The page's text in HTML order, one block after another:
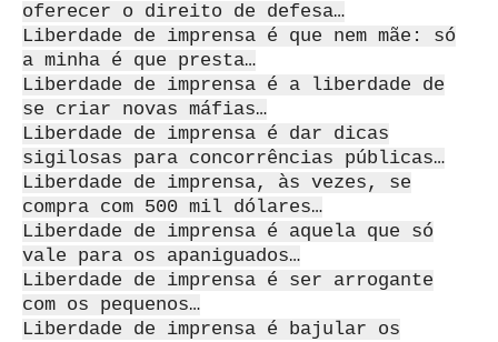
oferecer o direito de defesa…
Liberdade de imprensa é que nem mãe: só
a minha é que presta…
Liberdade de imprensa é a liberdade de
se criar novas máfias…
Liberdade de imprensa é dar dicas
sigilosas para concorrências públicas…
Liberdade de imprensa, às vezes, se
compra com 500 mil dólares…
Liberdade de imprensa é aquela que só
vale para os apaniguados…
Liberdade de imprensa é ser arrogante
com os pequenos…
Liberdade de imprensa é bajular os